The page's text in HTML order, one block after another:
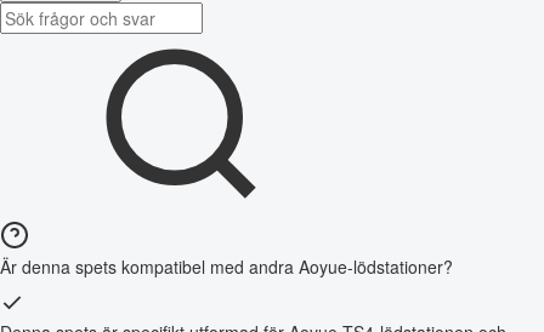
Är denna spets kompatibel med andra Aoyue-lödstationer?